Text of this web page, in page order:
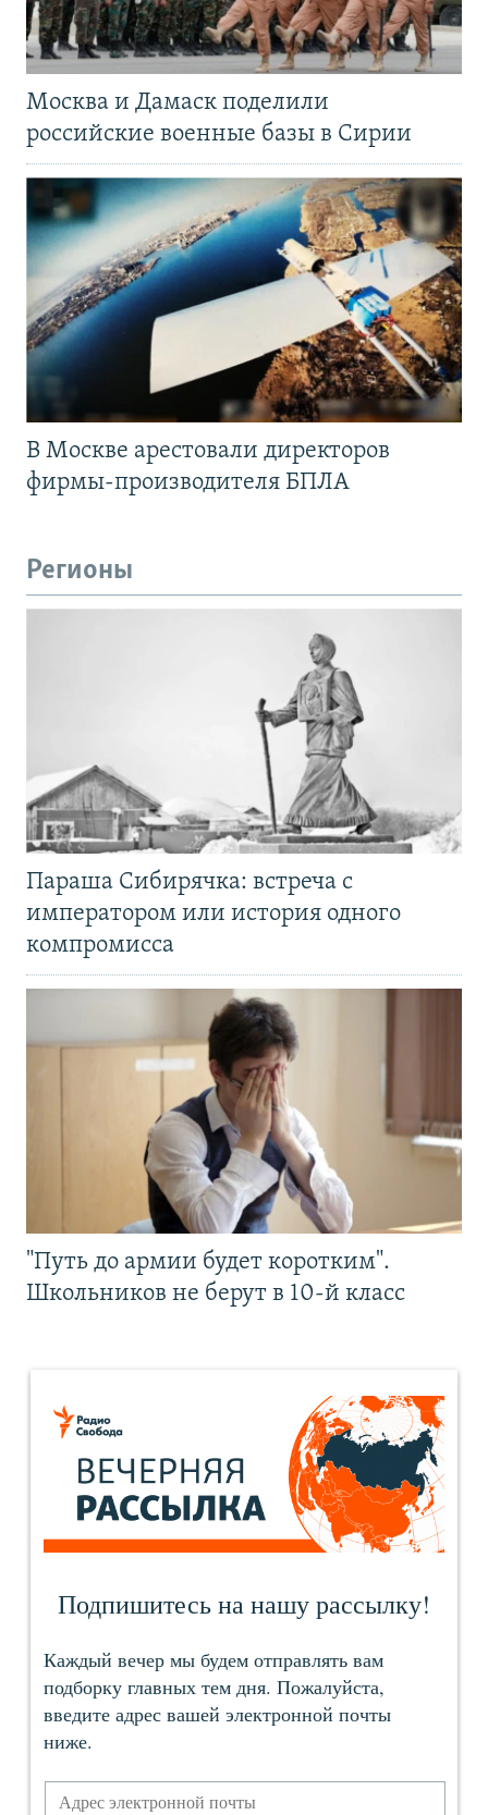
Москва и Дамаск поделили
российские военные базы в Сирии
В Москве арестовали директоров
фирмы-производителя БПЛА
Регионы
Параша Сибирячка: встреча с
императором или история одного
компромисса
"Путь до армии будет коротким".
Школьников не берут в 10-й класс